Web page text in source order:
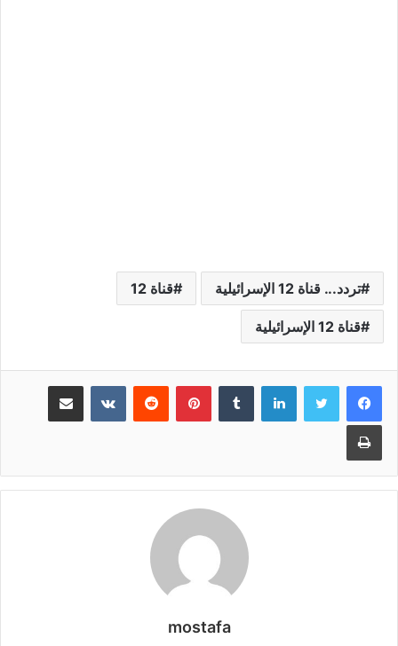
تردد... قناة 12 الإسرائيلية قناة 12
قناة 12 الإسرائيلية
لينكدإن بينتيريست مشاركة عبر البريد
طباعة
mostafa